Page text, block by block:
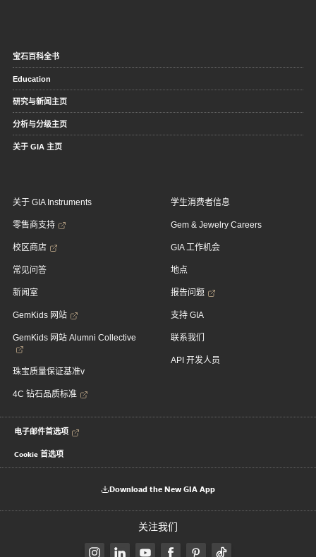
宝石百科全书
Education
研究与新闻主页
分析与分级主页
关于 GIA 主页
关于 GIA Instruments
零售商支持
校区商店
常见问答
新闻室
GemKids 网站
GemKids 网站 Alumni Collective
珠宝质量保证基准v
4C 钻石品质标准
学生消费者信息
Gem & Jewelry Careers
GIA 工作机会
地点
报告问题
支持 GIA
联系我们
API 开发人员
电子邮件首选项
Cookie 首选项
Download the New GIA App
关注我们